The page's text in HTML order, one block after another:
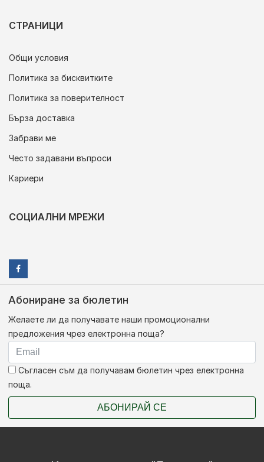
СТРАНИЦИ
Общи условия
Политика за бисквитките
Политика за поверителност
Бърза доставка
Забрави ме
Често задавани въпроси
Кариери
СОЦИАЛНИ МРЕЖИ
Абониране за бюлетин
Желаете ли да получавате наши промоционални
предложения чрез електронна поща?
Съгласен съм да получавам бюлетин чрез електронна
поща.
АБОНИРАЙ СЕ